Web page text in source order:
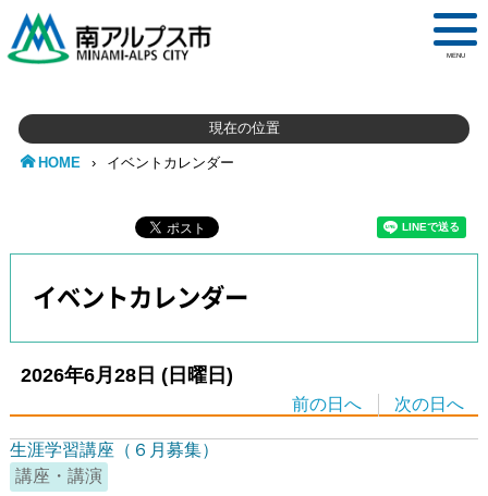
MENU
現在の位置
HOME › イベントカレンダー
イベントカレンダー
2026年6月28日 (日 曜日)
前の日へ 次の日へ
生涯学習講座（６月募集）
講座・講演